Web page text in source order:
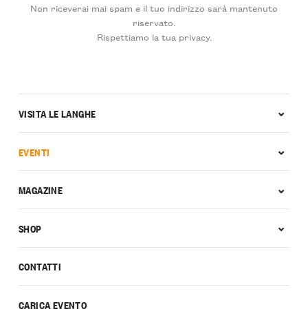
Non riceverai mai spam e il tuo indirizzo sarà mantenuto
riservato.
Rispettiamo la tua privacy.
CONTATTI
CARICA EVENTO
VISITA LE LANGHE
EVENTI
MAGAZINE
SHOP